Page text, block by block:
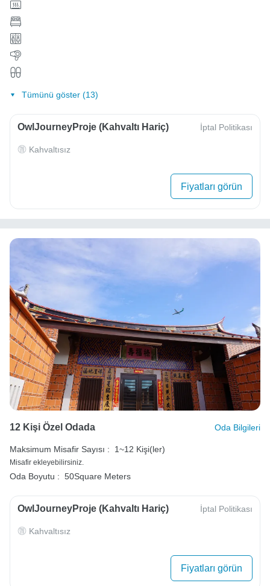
Tümünü göster (13)
OwlJourneyProje (Kahvaltı Hariç) İptal Politikası
Kahvaltısız
Fiyatları görün
12 Kişi Özel Odada Oda Bilgileri
Maksimum Misafir Sayısı : 1~12 Kişi(ler)
Misafir ekleyebilirsiniz.
Oda Boyutu : 50Square Meters
OwlJourneyProje (Kahvaltı Hariç) İptal Politikası
Kahvaltısız
Fiyatları görün